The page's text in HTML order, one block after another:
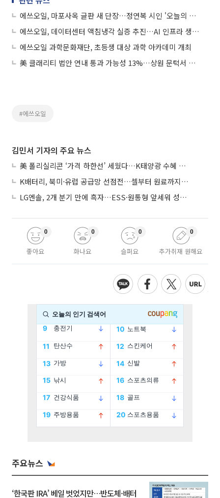
에쓰오일, 마포사옥 글판 새 단장…정연복 시인 '오늘의 길' 시구 선정
에쓰오일, 데이터센터 액침냉각 실증 추진…AI 인프라 생태계 강화
에쓰오일 과학문화재단, 초등생 대상 과학 아카데미 개최
美 클래리티 법안 연내 통과 가능성 13%…상원 문턱서 제동
#에쓰오일
김민서 기자의 주요 뉴스
美 폴리실리콘 ‘가격 하한선’ 세웠다…K태양광 수혜 기대
K배터리, 북미·유럽 공급망 선점전…셀부터 원료까지 현지화
LG엔솔, 2개 분기 만에 흑자…ESS·원통형 앞세워 성장 가속
좋아요
0
화나요
0
슬퍼요
0
추가취재 원해요
0
주요뉴스
‘한국판 IRA’ 베일 벗었지만…반도체·배터